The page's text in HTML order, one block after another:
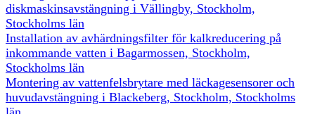
diskmaskinsavstängning i Vällingby, Stockholm,
Stockholms län
Installation av avhärdningsfilter för kalkreducering på
inkommande vatten i Bagarmossen, Stockholm,
Stockholms län
Montering av vattenfelsbrytare med läckagesensorer och
huvudavstängning i Blackeberg, Stockholm, Stockholms